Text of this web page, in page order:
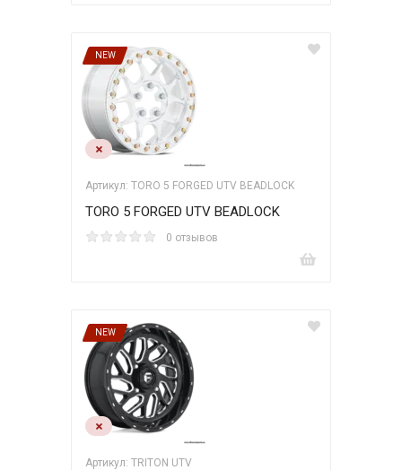
NEW
Артикул: TORO 5 FORGED UTV BEADLOCK
TORO 5 FORGED UTV BEADLOCK
0 отзывов
NEW
Артикул: TRITON UTV